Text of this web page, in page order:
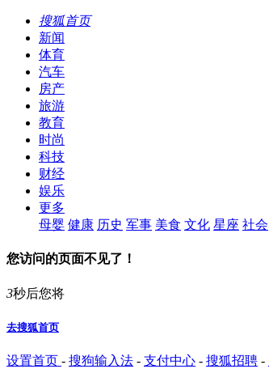
搜狐首页
新闻
体育
汽车
房产
旅游
教育
时尚
科技
财经
娱乐
更多
母婴 健康 历史 军事 美食 文化 星座 社会
您访问的页面不见了！
3秒后您将
去搜狐首页
设置首页 - 搜狗输入法 - 支付中心 - 搜狐招聘 -